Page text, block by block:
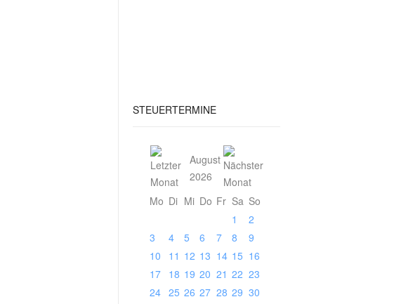
STEUERTERMINE
August
2026
Mo Di Mi Do Fr Sa So
1
2
3
4 5 6 7 8
9
10
11 12 13 14 15 16
17
18 19 20 21 22 23
24 25 26 27 28 29 30